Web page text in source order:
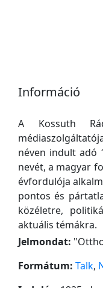
Információ
A Kossuth
néven indult adó
nevét, a magyar
évfordulója
pontos és
közéletre,
aktuális témákra.
Jelmondat: "
Formátum: Talk,